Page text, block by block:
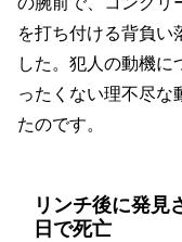
を打ち付ける背負い
した。犯人の動機に
ったくない理不尽な
たのです。
リンチ後に発見
日で死亡